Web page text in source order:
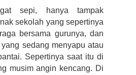
sepi, hanya tampak
sekolah yang sepertinya
bersama gurunya, dan
sedang menyapu atau
Sepertinya saat itu di
musim angin kencang. Di